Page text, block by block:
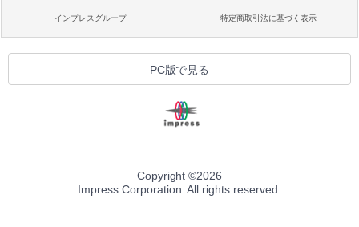
インプレスグループ 特定商取引法に基づく表示
PC版で見る
Copyright ©2026
Impress Corporation. All rights reserved.